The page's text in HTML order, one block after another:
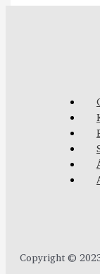
Copyright ©